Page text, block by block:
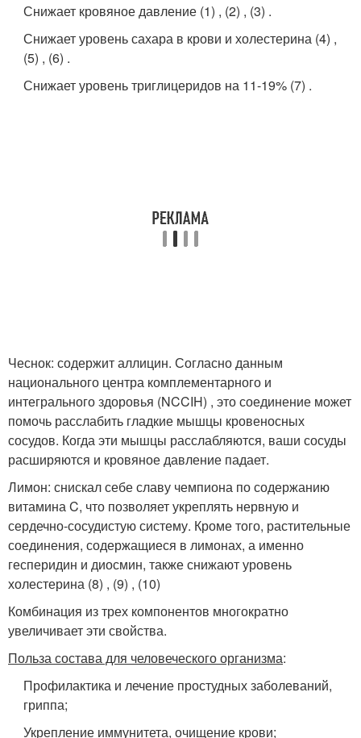
Снижает кровяное давление (1) , (2) , (3) .
Снижает уровень сахара в крови и холестерина (4) ,
(5) , (6) .
Снижает уровень триглицеридов на 11-19% (7) .
Чеснок: содержит аллицин. Согласно данным
национального центра комплементарного и
интегрального здоровья (NCCIH) , это соединение может
помочь расслабить гладкие мышцы кровеносных
сосудов. Когда эти мышцы расслабляются, ваши сосуды
расширяются и кровяное давление падает.
Лимон: снискал себе славу чемпиона по содержанию
витамина C, что позволяет укреплять нервную и
сердечно-сосудистую систему. Кроме того, растительные
соединения, содержащиеся в лимонах, а именно
гесперидин и диосмин, также снижают уровень
холестерина (8) , (9) , (10)
Комбинация из трех компонентов многократно
увеличивает эти свойства.
Польза состава для человеческого организма:
Профилактика и лечение простудных заболеваний,
гриппа;
Укрепление иммунитета, очищение крови;